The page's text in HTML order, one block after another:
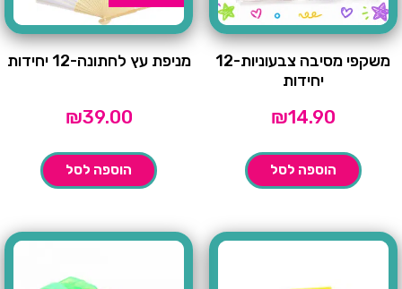
משקפי מסיבה צבעוניות-12
יחידות
₪14.90
הוספה לסל
מניפת עץ לחתונה-12 יחידות
₪39.00
הוספה לסל